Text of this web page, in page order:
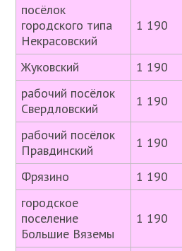
посёлок
городского типа
Некрасовский
1 190
Жуковский 1 190
рабочий посёлок
Свердловский
1 190
рабочий посёлок
Правдинский
1 190
Фрязино 1 190
городское
поселение
Большие Вяземы
1 190